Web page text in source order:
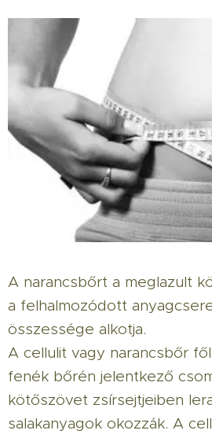
A narancsbőrt a meglazult
a felhalmozódott
összessége alkotja.
A cellulit vagy narancsbőr
fenék bőrén jelentkező
kötőszövet zsírsejtjeiben
salakanyagok okozzák. A